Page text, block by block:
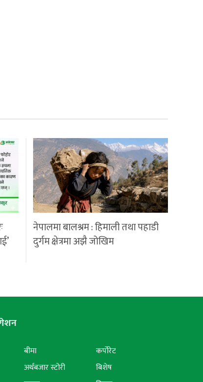
नेपालमा बालश्रम : हिमाली तथा पहाडी
दुर्गम क्षेत्रमा अझै जोखिम
बीमा
अर्थबजार स्टोरी
कर्पोरेट
बिशेष